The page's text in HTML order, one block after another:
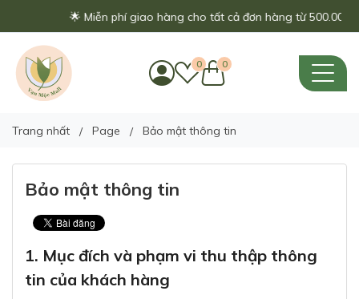
🌟 Miễn phí giao hàng cho tất cả đơn hàng từ 500.000đ -
0 0
Trang nhất Page Bảo mật thông tin
Bảo mật thông tin
1. Mục đích và phạm vi thu thập thông
tin của khách hàng